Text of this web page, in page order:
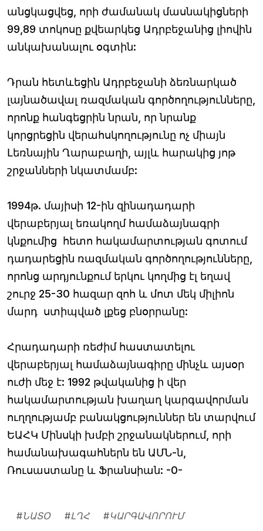
անցկացվեց, որի ժամանակ մասնակիցների
99,89 տոկոսը քվեարկեց Ադրբեջանից լիովին
անկախանալու օգտին:
Դրան հետևեցին Ադրբեջանի ձեռնարկած
լայնածավալ ռազմական գործողությունները,
որոնք հանգեցրին նրան, որ նրանք
կորցրեցին վերահսկողությունը ոչ միայն
Լեռնային Ղարաբաղի, այլև հարակից յոթ
շրջանների նկատմամբ:
1994թ. մայիսի 12-ին զինադադարի
վերաբերյալ եռակողմ համաձայնագրի
կնքումից հետո հակամարտության գոտում
դադարեցին ռազմական գործողությունները,
որոնց արդյունքում երկու կողմից էլ եղավ
շուրջ 25-30 հազար զոհ և մոտ մեկ միլիոն
մարդ ստիպված լքեց բնօրրանը:
Հրադադարի ռեժիմ հաստատելու
վերաբերյալ համաձայնագիրը մինչև այսօր
ուժի մեջ է: 1992 թվականից ի վեր
հակամարտության խաղաղ կարգավորման
ուղղությամբ բանակցություններ են տարվում
ԵԱՀԿ Մինսկի խմբի շրջանակներում, որի
համանախագահներն են ԱՄՆ-ն,
Ռուսաստանը և Ֆրանսիան: -0-
#ՆԱՏՕ #ԼՂՀ #ԿԱՐԳԱՎՈՐՈՒՄ